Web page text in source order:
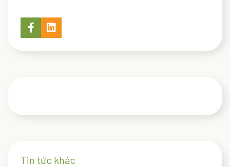
Tin tức khác